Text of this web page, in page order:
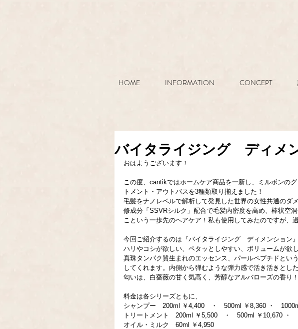
HOME INFORMATION CONCEPT
バイタライジング ディメ
おはようございます！
この度、cantikではホームケア商品を一新し、ミルボンの
トメント・アウトバスを3種類取り揃えました！
毛髪をナノレベルで解析して発見した世界の女性共通のダ
修成分「SSVRシルク」配合で毛髪内密度を高め、棒状空
こという一歩先のヘアケア！私も使用してみたのですが、
今回ご紹介するのは『バイタライジング　ディメンション』
ハリやコシが欲しい、ペタッとしやすい、ボリュームが欲
真珠タンパク質生まれのエッセンス、パールペプチドとい
してくれます。内側から弾むような弾力感で活き活きとし
匂いは、白薔薇の甘く気高く、芳醇なアルバローズの香り！
料金は各シリーズともに、
シャンプー　200ml ￥4,400　・　500ml ￥8,360 ・　
トリートメント　200ml ￥5,500　・　500ml ￥10,670 ・
オイル・ミルク　60ml ￥4,950